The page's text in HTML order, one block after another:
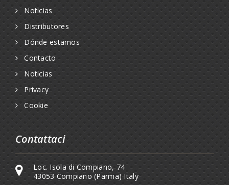
Noticias
Distributores
Dónde estamos
Contacto
Noticias
Privacy
Cookie
Contattaci
Loc. Isola di Compiano, 74
43053 Compiano (Parma) Italy